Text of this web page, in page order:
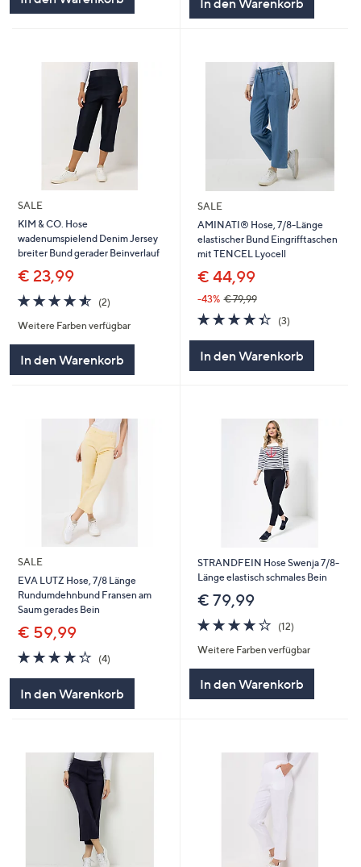
In den Warenkorb
SALE
KIM & CO. Hose
wadenumspielend Denim Jersey
breiter Bund gerader Beinverlauf
€ 23,99
4.5
von
5
(2)2
Weitere Farben verfügbar
In den Warenkorb
SALE
AMINATI® Hose, 7/8-Länge
elastischer Bund Eingrifftaschen
mit TENCEL Lyocell
€ 44,99
-43% € 79,99
4.3
von
(3)3
In den Warenkorb
SALE
EVA LUTZ Hose, 7/8 Länge
Rundumdehnbund Fransen am
Saum gerades Bein
€ 59,99
4.2
von
(4)4
In den Warenkorb
STRANDFEIN Hose Swenja 7/8-
Länge elastisch schmales Bein
€ 79,99
4.2
von
5
(12)12
Weitere Farben verfügbar
In den Warenkorb